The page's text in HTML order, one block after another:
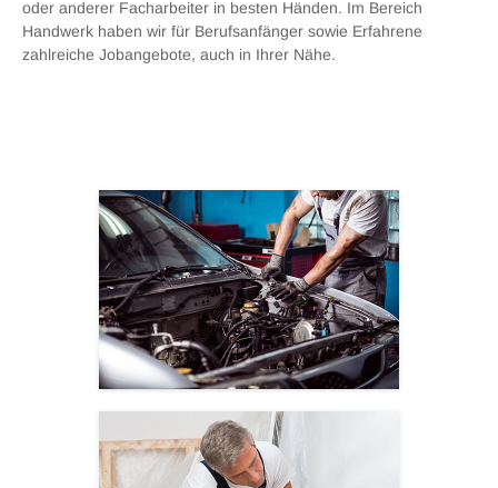
oder anderer Facharbeiter in besten Händen. Im Bereich
Handwerk haben wir für Berufsanfänger sowie Erfahrene
zahlreiche Jobangebote, auch in Ihrer Nähe.